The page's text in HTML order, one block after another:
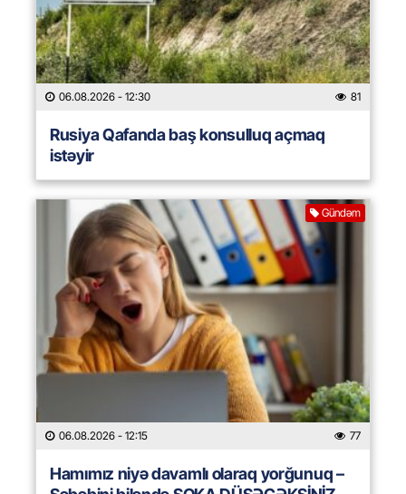
06.08.2026 - 12:30 81
Rusiya Qafanda baş konsulluq açmaq
istəyir
Gündəm
06.08.2026 - 12:15 77
Hamımız niyə davamlı olaraq yorğunuq –